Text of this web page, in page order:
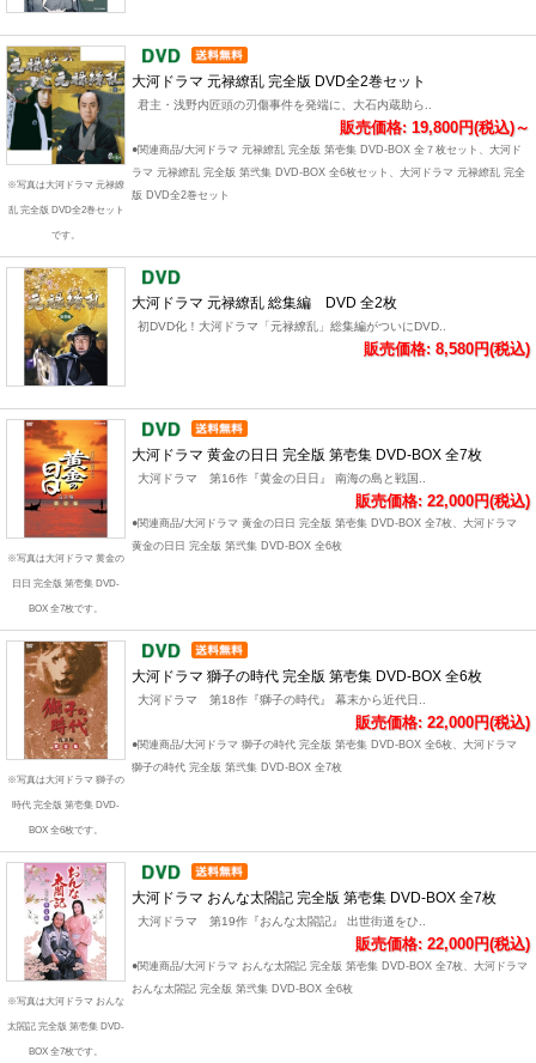
※写真は大河ドラマ 元禄繚
乱 完全版 DVD全2巻セット
です。
大河ドラマ 元禄繚乱 完全版 DVD全2巻セット
君主・浅野内匠頭の刃傷事件を発端に、大石内蔵助ら..
販売価格: 19,800円(税込)～
●関連商品/大河ドラマ 元禄繚乱 完全版 第壱集 DVD-BOX 全７枚セット、大河ド
ラマ 元禄繚乱 完全版 第弐集 DVD-BOX 全6枚セット、大河ドラマ 元禄繚乱 完全
版 DVD全2巻セット
大河ドラマ 元禄繚乱 総集編 DVD 全2枚
初DVD化！大河ドラマ「元禄繚乱」総集編がついにDVD..
販売価格: 8,580円(税込)
※写真は大河ドラマ 黄金の
日日 完全版 第壱集 DVD-
BOX 全7枚です。
大河ドラマ 黄金の日日 完全版 第壱集 DVD-BOX 全7枚
大河ドラマ 第16作『黄金の日日』 南海の島と戦国..
販売価格: 22,000円(税込)
●関連商品/大河ドラマ 黄金の日日 完全版 第壱集 DVD-BOX 全7枚、大河ドラマ
黄金の日日 完全版 第弐集 DVD-BOX 全6枚
※写真は大河ドラマ 獅子の
時代 完全版 第壱集 DVD-
BOX 全6枚です。
大河ドラマ 獅子の時代 完全版 第壱集 DVD-BOX 全6枚
大河ドラマ 第18作『獅子の時代』 幕末から近代日..
販売価格: 22,000円(税込)
●関連商品/大河ドラマ 獅子の時代 完全版 第壱集 DVD-BOX 全6枚、大河ドラマ
獅子の時代 完全版 第弐集 DVD-BOX 全7枚
※写真は大河ドラマ おんな
太閤記 完全版 第壱集 DVD-
BOX 全7枚です。
大河ドラマ おんな太閤記 完全版 第壱集 DVD-BOX 全7枚
大河ドラマ 第19作『おんな太閤記』 出世街道をひ..
販売価格: 22,000円(税込)
●関連商品/大河ドラマ おんな太閤記 完全版 第壱集 DVD-BOX 全7枚、大河ドラマ
おんな太閤記 完全版 第弐集 DVD-BOX 全6枚